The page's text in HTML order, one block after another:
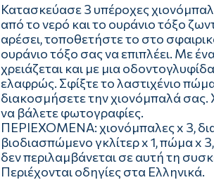
Κατασκεύασε 3 υπέροχες
από το νερό και το ουράνιο τόξο
αρέσει, τοποθετήστε το στο
ουράνιο τόξο σας να επιπλέει. Με
χρειάζεται και με μια
ελαφρώς. Σφίξτε το λαστιχένιο
διακοσμήσετε την χιονόμπαλά σας.
να βάλετε φωτογραφίες.
ΠΕΡΙΕΧΟΜΕΝΑ: χιονόμπαλες x 3,
βιοδιασπώμενο γκλίτερ x 1, πώμα x
δεν περιλαμβάνεται σε αυτή τη
Περιέχονται οδηγίες στα Ελληνικά.